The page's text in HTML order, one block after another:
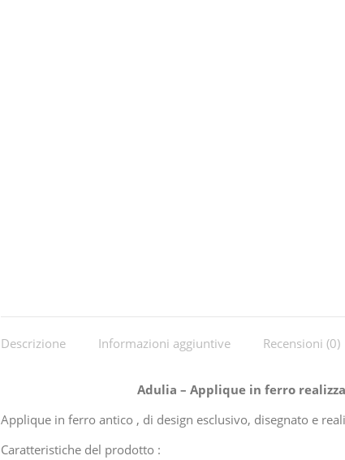
Descrizione Informazioni aggiuntive Recensioni (0)
Adulia – Applique in ferro
Applique in ferro antico , di design esclusivo, disegnato e
Caratteristiche del prodotto :